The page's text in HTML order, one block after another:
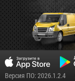
Версия ПО: 2026.1.2.4